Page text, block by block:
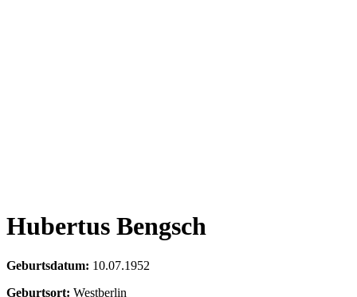
Hubertus Bengsch
Geburtsdatum: 10.07.1952
Geburtsort: Westberlin